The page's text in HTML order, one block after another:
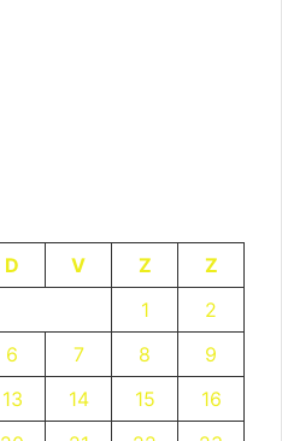
D V Z
Z
1
2
6 7 8
9
13 14 15
16